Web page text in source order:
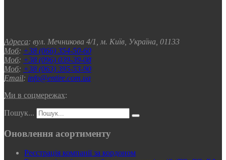
Адреса: вул. Мечникова 4/1, м. Київ, Україна, 01133
Моб: +38 (066) 354-50-60
Моб: +38 (096) 039-39-08
Моб: +38 (063) 395-53-90
Email: info@entire.com.ua
Ми в соцмережах:
Пошук...
Оновлення асортименту
Реєстрація компанії за кордоном